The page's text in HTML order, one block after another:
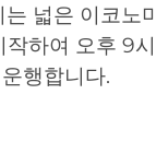
넓은 이코노
하여 오후 9
행합니다.